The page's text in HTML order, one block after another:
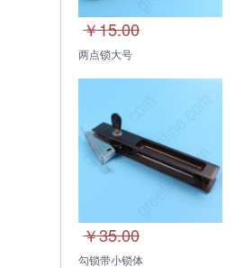
￥15.00
两点锁大号
￥35.00
勾锁带小锁体